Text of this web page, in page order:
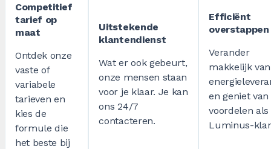
Competitief
tarief op
maat
Ontdek onze
vaste of
variabele
tarieven en
kies de
formule die
het beste bij
Uitstekende
klantendienst
Wat er ook gebeurt,
onze mensen staan
voor je klaar. Je kan
ons 24/7
contacteren.
Efficiënt
overstappen
Verander
makkelijk van
en geniet
voordelen als
Luminus-